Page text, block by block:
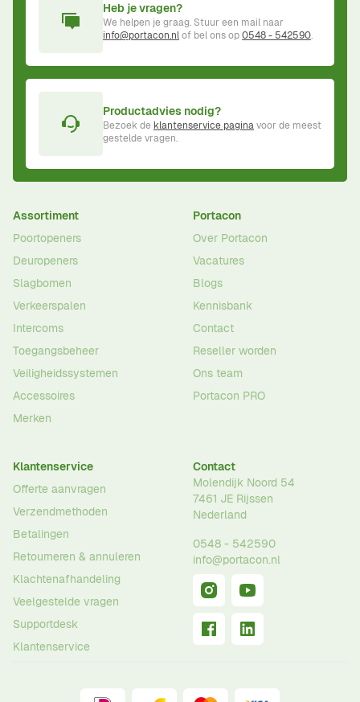
Heb je vragen?
We helpen je graag. Stuur een mail naar
info@portacon.nlof bel ons op0548 - 542590.
Productadvies nodig?
Bezoek de klantenservice paginavoor de meest
gestelde vragen.
Assortiment
Poortopeners
Deuropeners
Slagbomen
Verkeerspalen
Intercoms
Toegangsbeheer
Veiligheidssystemen
Accessoires
Merken
Portacon
Over Portacon
Vacatures
Blogs
Kennisbank
Contact
Reseller worden
Ons team
Portacon PRO
Klantenservice
Offerte aanvragen
Verzendmethoden
Betalingen
Retourneren & annuleren
Klachtenafhandeling
Veelgestelde vragen
Supportdesk
Klantenservice
Contact
Molendijk Noord 54
7461 JE Rijssen
Nederland
0548 - 542590
info@portacon.nl